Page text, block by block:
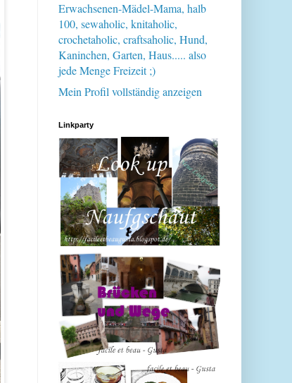
Erwachsenen-Mädel-Mama, halb
100, sewaholic, knitaholic,
crochetaholic, craftsaholic, Hund,
Kaninchen, Garten, Haus..... also
jede Menge Freizeit ;)
Mein Profil vollständig anzeigen
Linkparty